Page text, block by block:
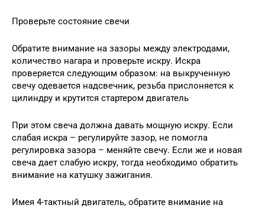
Проверьте состояние свечи
Обратите внимание на зазоры между электродами,
количество нагара и проверьте искру. Искра
проверяется следующим образом: на выкрученную
свечу одевается надсвечник, резьба прислоняется к
цилиндру и крутится стартером двигатель
При этом свеча должна давать мощную искру. Если
слабая искра – регулируйте зазор, не помогла
регулировка зазора – меняйте свечу. Если же и новая
свеча дает слабую искру, тогда необходимо обратить
внимание на катушку зажигания.
Имея 4-тактный двигатель, обратите внимание на